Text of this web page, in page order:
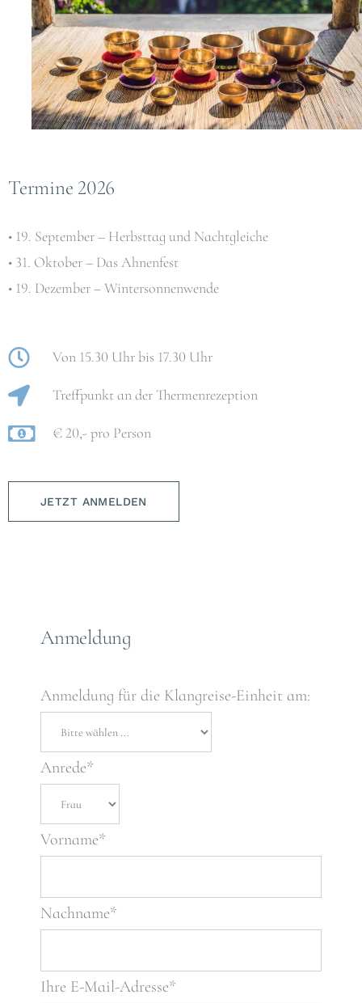
Termine 2026
• 19. September – Herbsttag und Nachtgleiche
• 31. Oktober – Das Ahnenfest
• 19. Dezember – Wintersonnenwende
Von 15.30 Uhr bis 17.30 Uhr
Treffpunkt an der Thermenrezeption
€ 20,- pro Person
JETZT ANMELDEN
Anmeldung
Anmeldung für die Klangreise-Einheit am:
Anrede*
Vorname*
Nachname*
Ihre E-Mail-Adresse*